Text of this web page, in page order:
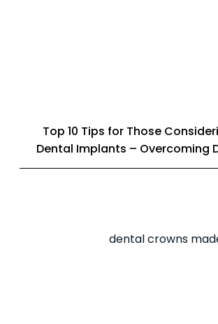
Top 10 Tips for Those
Dental Implants – Overcoming